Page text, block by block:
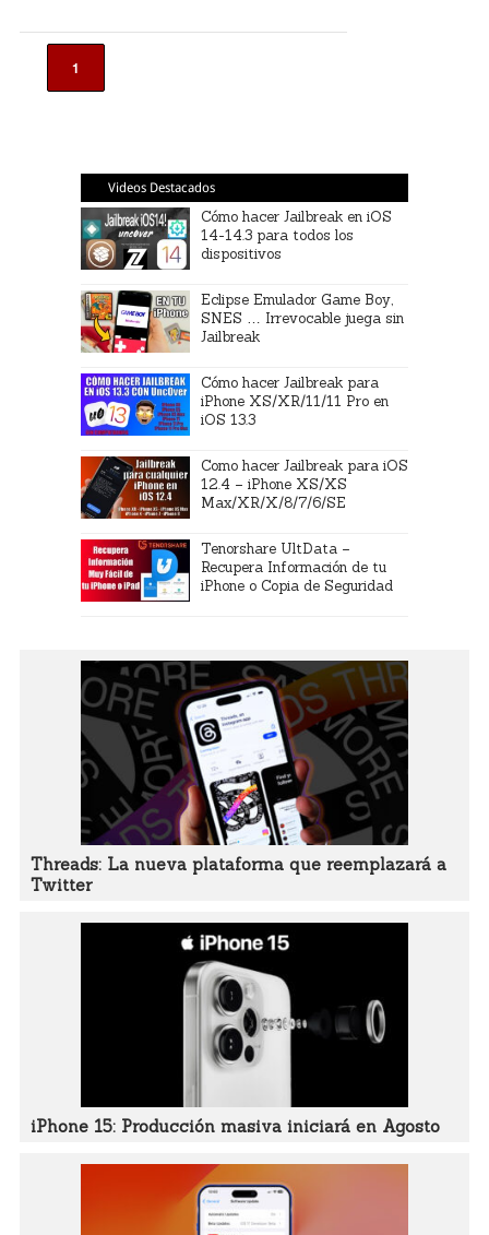
1
Videos Destacados
Cómo hacer Jailbreak en iOS
14-14.3 para todos los
dispositivos
Eclipse Emulador Game Boy,
SNES … Irrevocable juega sin
Jailbreak
Cómo hacer Jailbreak para
iPhone XS/XR/11/11 Pro en
iOS 13.3
Como hacer Jailbreak para iOS
12.4 – iPhone XS/XS
Max/XR/X/8/7/6/SE
Tenorshare UltData –
Recupera Información de tu
iPhone o Copia de Seguridad
Threads: La nueva plataforma que reemplazará a
Twitter
iPhone 15: Producción masiva iniciará en Agosto